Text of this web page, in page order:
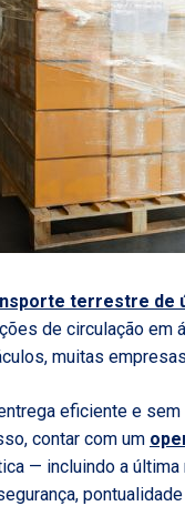
terrestre de
de circulação em
muitas
eficiente e
contar com um
— incluindo a última